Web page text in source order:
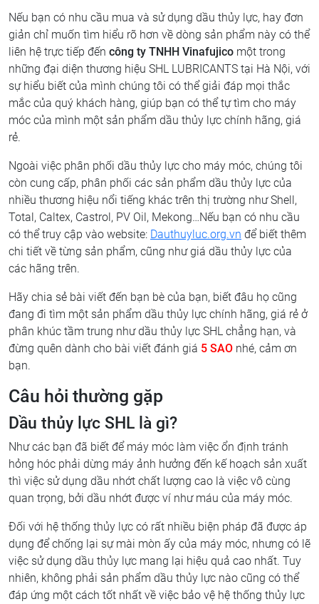
Nếu bạn có nhu cầu mua và sử dụng dầu thủy lực, hay đơn
giản chỉ muốn tìm hiểu rõ hơn về dòng sản phẩm này có thể
liên hệ trực tiếp đến công ty TNHH Vinafujico một trong
những đại diện thương hiệu SHL LUBRICANTS tại Hà Nội, với
sự hiểu biết của mình chúng tôi có thể giải đáp mọi thắc
mắc của quý khách hàng, giúp bạn có thể tự tìm cho máy
móc của mình một sản phẩm dầu thủy lực chính hãng, giá
rẻ.
Ngoài việc phân phối dầu thủy lực cho máy móc, chúng tôi
còn cung cấp, phân phối các sản phẩm dầu thủy lực của
nhiều thương hiệu nổi tiếng khác trên thị trường như Shell,
Total, Caltex, Castrol, PV Oil, Mekong…Nếu bạn có nhu cầu
có thể truy cập vào website: Dauthuyluc.org.vn để biết thêm
chi tiết về từng sản phẩm, cũng như giá dầu thủy lực của
các hãng trên.
Hãy chia sẻ bài viết đến bạn bè của bạn, biết đâu họ cũng
đang đi tìm một sản phẩm dầu thủy lực chính hãng, giá rẻ ở
phân khúc tầm trung như dầu thủy lực SHL chẳng hạn, và
đừng quên dành cho bài viết đánh giá 5 SAO nhé, cảm ơn
bạn.
Câu hỏi thường gặp
Dầu thủy lực SHL là gì?
Như các bạn đã biết để máy móc làm việc ổn định tránh
hỏng hóc phải dừng máy ảnh hưởng đến kế hoạch sản xuất
thì việc sử dụng dầu nhớt chất lượng cao là việc vô cùng
quan trọng, bởi dầu nhớt được ví như máu của máy móc.
Đối với hệ thống thủy lực có rất nhiều biện pháp đã được áp
dụng để chống lại sự mài mòn ấy của máy móc, nhưng có lẽ
việc sử dụng dầu thủy lực mang lại hiệu quả cao nhất. Tuy
nhiên, không phải sản phẩm dầu thủy lực nào cũng có thể
đáp ứng một cách tốt nhất về việc bảo vệ hệ thống thủy lực